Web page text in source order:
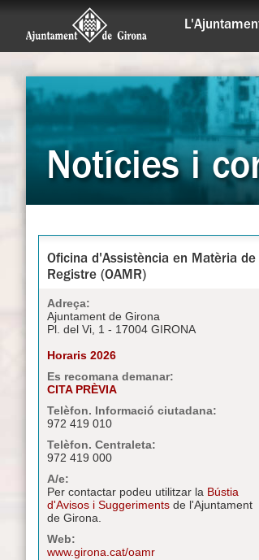
Notícies i
Oficina d'Assistència en Matèria de
Registre (OAMR)
Adreça:
Ajuntament de Girona
Pl. del Vi, 1 - 17004 GIRONA
Horaris 2026
Es recomana demanar:
CITA PRÈVIA
Telèfon. Informació ciutadana:
972 419 010
Telèfon. Centraleta:
972 419 000
A/e:
Per contactar podeu utilitzar la Bústia
d'Avisos i Suggeriments de l'Ajuntament
de Girona.
Web:
www.girona.cat/oamr